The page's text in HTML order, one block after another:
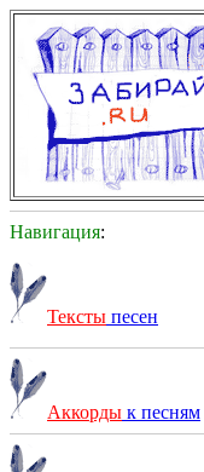
Навигация:
Тексты песен
Аккорды к песням